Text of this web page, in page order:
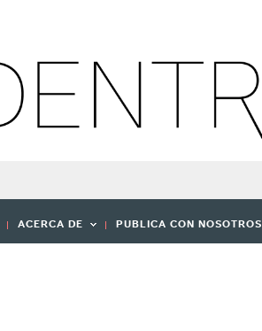
ACERCA DE PUBLICA CON NOSOTROS